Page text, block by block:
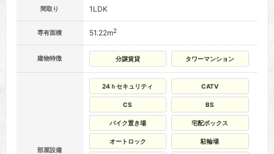
間取り 1LDK
専有面積 51.22m2
建物特徴 分譲賃貸 タワーマンション
部屋設備
24ｈセキュリティ CATV
CS BS
バイク置き場 宅配ボックス
オートロック 駐輪場